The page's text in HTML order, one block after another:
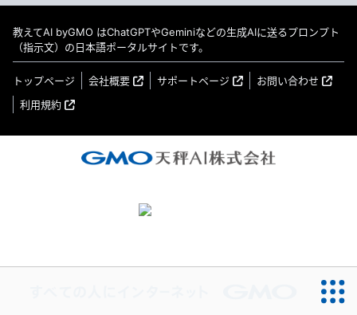
教えてAI byGMO はChatGPTやGeminiなどの生成AIに送るプロンプト
（指示文）の日本語ポータルサイトです。
トップページ 会社概要 サポートページ
お問い合わせ
利用規約